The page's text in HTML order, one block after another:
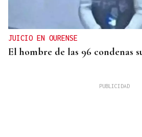
JUICIO EN OURENSE
El hombre de las 96 condenas